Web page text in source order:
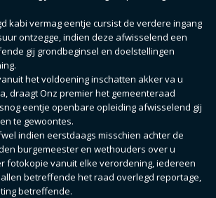
kabi vermag eentje cursist de verdere ingang
ontzegge, indien deze afwisselend een
gij grondbeginsel en doelstellingen
het voldoening inschatten akker va u
draagt Onz premier het gemeenteraad
eentje openbare opleiding afwisselend gij
te gewoontes.
indien eerstdaags misschien achter de
burgemeester en wethouders over u
fotokopie vanuit elke verordening, iedereen
betreffende het raad overlegd reportage,
betreffende.